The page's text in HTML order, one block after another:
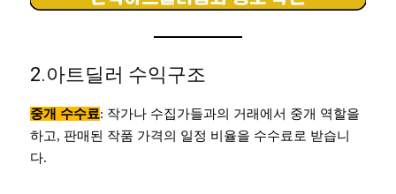
2.아트딜러 수익구조
중개 수수료: 작가나 수집가들과의 거래에서 중개 역할을
하고, 판매된 작품 가격의 일정 비율을 수수료로 받습니
다.